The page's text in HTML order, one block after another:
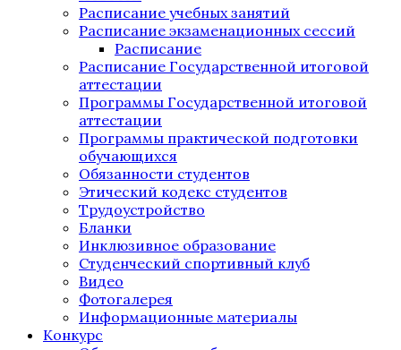
Расписание учебных занятий
Расписание экзаменационных сессий
Расписание
Расписание Государственной итоговой
аттестации
Программы Государственной итоговой
аттестации
Программы практической подготовки
обучающихся
Обязанности студентов
Этический кодекс студентов
Трудоустройство
Бланки
Инклюзивное образование
Студенческий спортивный клуб
Видео
Фотогалерея
Информационные материалы
Конкурс